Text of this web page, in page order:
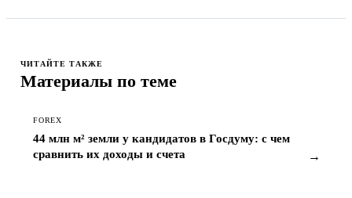
ЧИТАЙТЕ ТАКЖЕ
Материалы по теме
FOREX
44 млн м² земли у кандидатов в Госдуму: с чем
сравнить их доходы и счета
→